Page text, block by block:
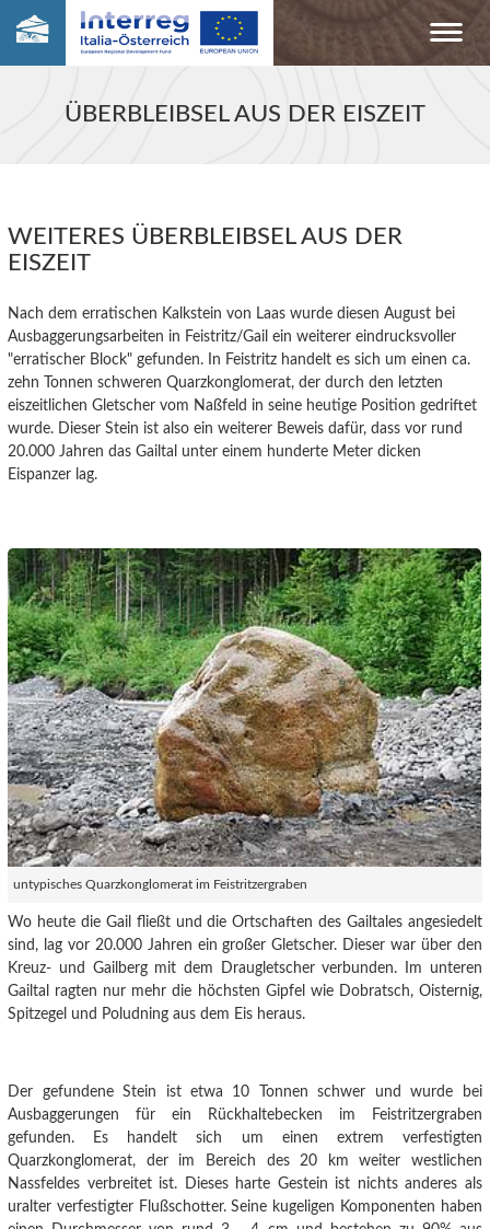
ÜBERBLEIBSEL AUS DER EISZEIT
WEITERES ÜBERBLEIBSEL AUS DER
EISZEIT
Nach dem erratischen Kalkstein von Laas wurde diesen August bei
Ausbaggerungsarbeiten in Feistritz/Gail ein weiterer eindrucksvoller
"erratischer Block" gefunden. In Feistritz handelt es sich um einen ca.
zehn Tonnen schweren Quarzkonglomerat, der durch den letzten
eiszeitlichen Gletscher vom Naßfeld in seine heutige Position gedriftet
wurde. Dieser Stein ist also ein weiterer Beweis dafür, dass vor rund
20.000 Jahren das Gailtal unter einem hunderte Meter dicken
Eispanzer lag.
untypisches Quarzkonglomerat im Feistritzergraben
Wo heute die Gail fließt und die Ortschaften des Gailtales angesiedelt
sind, lag vor 20.000 Jahren ein großer Gletscher. Dieser war über den
Kreuz- und Gailberg mit dem Draugletscher verbunden. Im unteren
Gailtal ragten nur mehr die höchsten Gipfel wie Dobratsch, Oisternig,
Spitzegel und Poludning aus dem Eis heraus.
Der gefundene Stein ist etwa 10 Tonnen schwer und wurde bei
Ausbaggerungen für ein Rückhaltebecken im Feistritzergraben
gefunden. Es handelt sich um einen extrem verfestigten
Quarzkonglomerat, der im Bereich des 20 km weiter westlichen
Nassfeldes verbreitet ist. Dieses harte Gestein ist nichts anderes als
uralter verfestigter Flußschotter. Seine kugeligen Komponenten haben